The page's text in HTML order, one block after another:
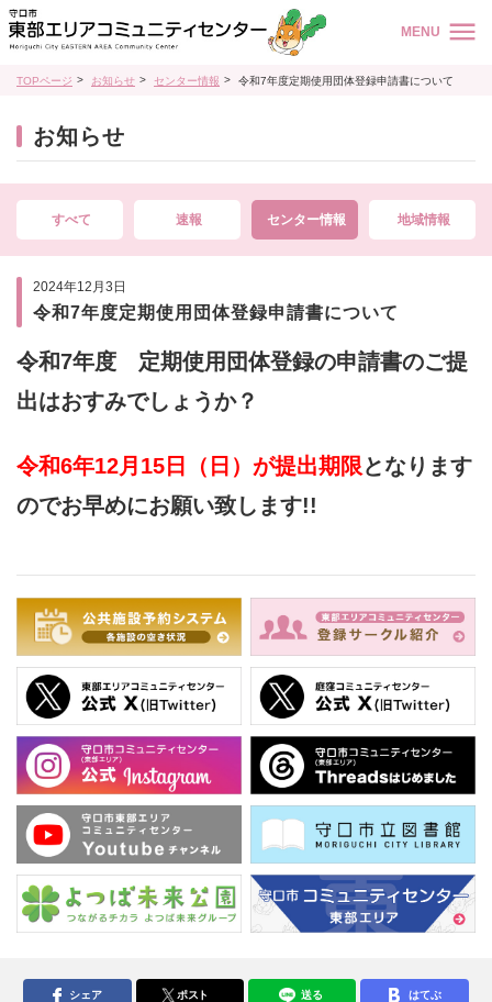
MENU
TOPページ お知らせ センター情報 令和7年度定期使用団体登録申請書について
お知らせ
すべて 速報 センター情報 地域情報
2024年12月3日
令和7年度定期使用団体登録申請書について
令和7年度 定期使用団体登録の申請書のご提
出はおすみでしょうか？
令和6年12月15日（日）が提出期限となります
のでお早めにお願い致します!!
シェア ポスト 送る はてぶ